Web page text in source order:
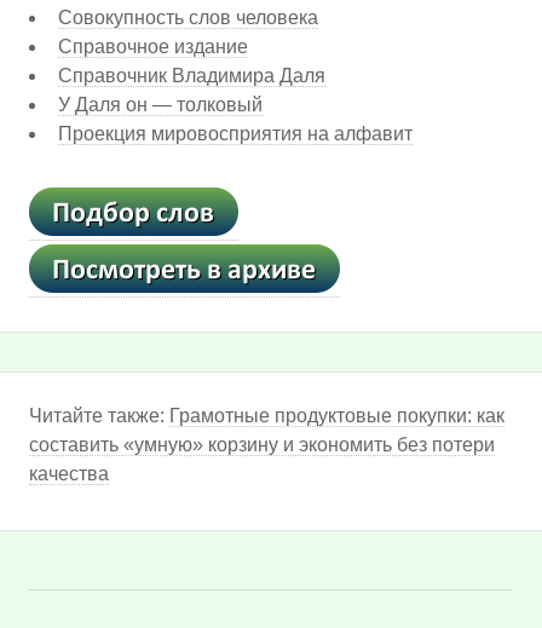
Совокупность слов человека
Справочное издание
Справочник Владимира Даля
У Даля он — толковый
Проекция мировосприятия на алфавит
Читайте также: Грамотные продуктовые покупки: как
составить «умную» корзину и экономить без потери
качества